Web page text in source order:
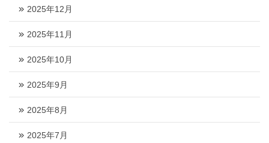
2025年12月
2025年11月
2025年10月
2025年9月
2025年8月
2025年7月